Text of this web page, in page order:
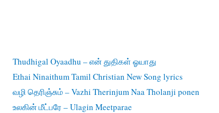
Thudhigal Oyaadhu – என் துதிகள் ஓயாது
Ethai Ninaithum Tamil Christian New Song lyrics
வழி தெரிஞ்சும் – Vazhi Therinjum Naa Tholanji ponen
உலகின் மீட்பரே – Ulagin Meetparae